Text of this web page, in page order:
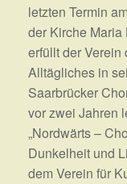
letzten Termin
der Kirche
erfüllt der
Alltägliches in
Saarbrücker
vor zwei Jahren
„Nordwärts –
Dunkelheit und
dem Verein für